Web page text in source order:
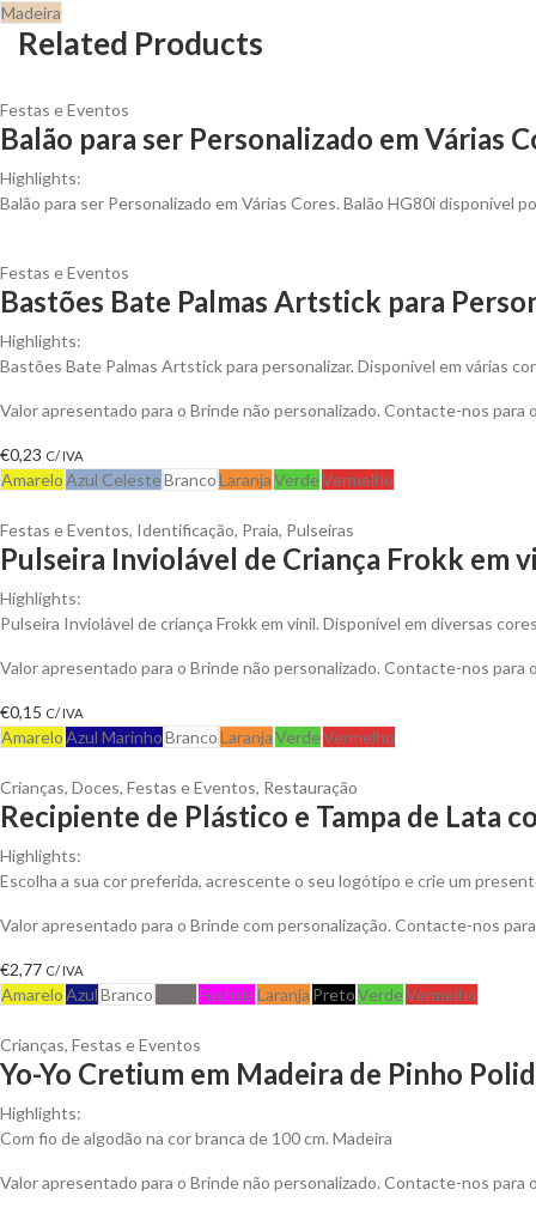
Madeira
Related Products
Festas e Eventos
Balão para ser Personalizado em Várias
Highlights:
Balão para ser Personalizado em Várias Cores. Balão HG80i
Festas e Eventos
Bastões Bate Palmas Artstick para
Highlights:
Bastões Bate Palmas Artstick para personalizar. Disponível em várias
Valor apresentado para o Brinde não personalizado. Contacte-nos
€0,23 C/ IVA
AmareloAzul CelesteBrancoLaranjaVerdeVermelho
Festas e Eventos, Identificação, Praia, Pulseiras
Pulseira Inviolável de Criança Frokk em
Highlights:
Pulseira Inviolável de criança Frokk em vinil. Disponível em diversas
Valor apresentado para o Brinde não personalizado. Contacte-nos
€0,15 C/ IVA
AmareloAzul MarinhoBrancoLaranjaVerdeVermelho
Crianças, Doces, Festas e Eventos, Restauração
Recipiente de Plástico e Tampa de Lata
Highlights:
Escolha a sua cor preferida, acrescente o seu logótipo e crie um
Valor apresentado para o Brinde com personalização. Contacte-nos
€2,77 C/ IVA
AmareloAzulBranco FuchsiaLaranja PretoVerdeVermelho
Crianças, Festas e Eventos
Yo-Yo Cretium em Madeira de Pinho
Highlights:
Com fio de algodão na cor branca de 100 cm. Madeira
Valor apresentado para o Brinde não personalizado. Contacte-nos